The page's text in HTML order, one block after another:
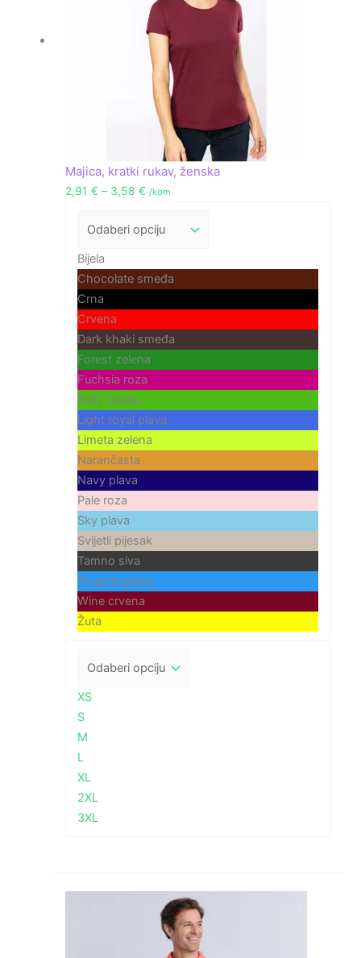
Majica, kratki rukav, ženska
2,91 € – 3,58 €
3,58 €
/kom
Bijela
Chocolate smeđa
Crna
Crvena
Dark khaki smeđa
Forest zelena
Fuchsia roza
Kelly zelena
Light royal plava
Limeta zelena
Narančasta
Navy plava
Pale roza
Sky plava
Svijetli pijesak
Tamno siva
Tropical plava
Wine crvena
Žuta
XS
S
M
L
XL
2XL
3XL
cijena:
od
5,25 €